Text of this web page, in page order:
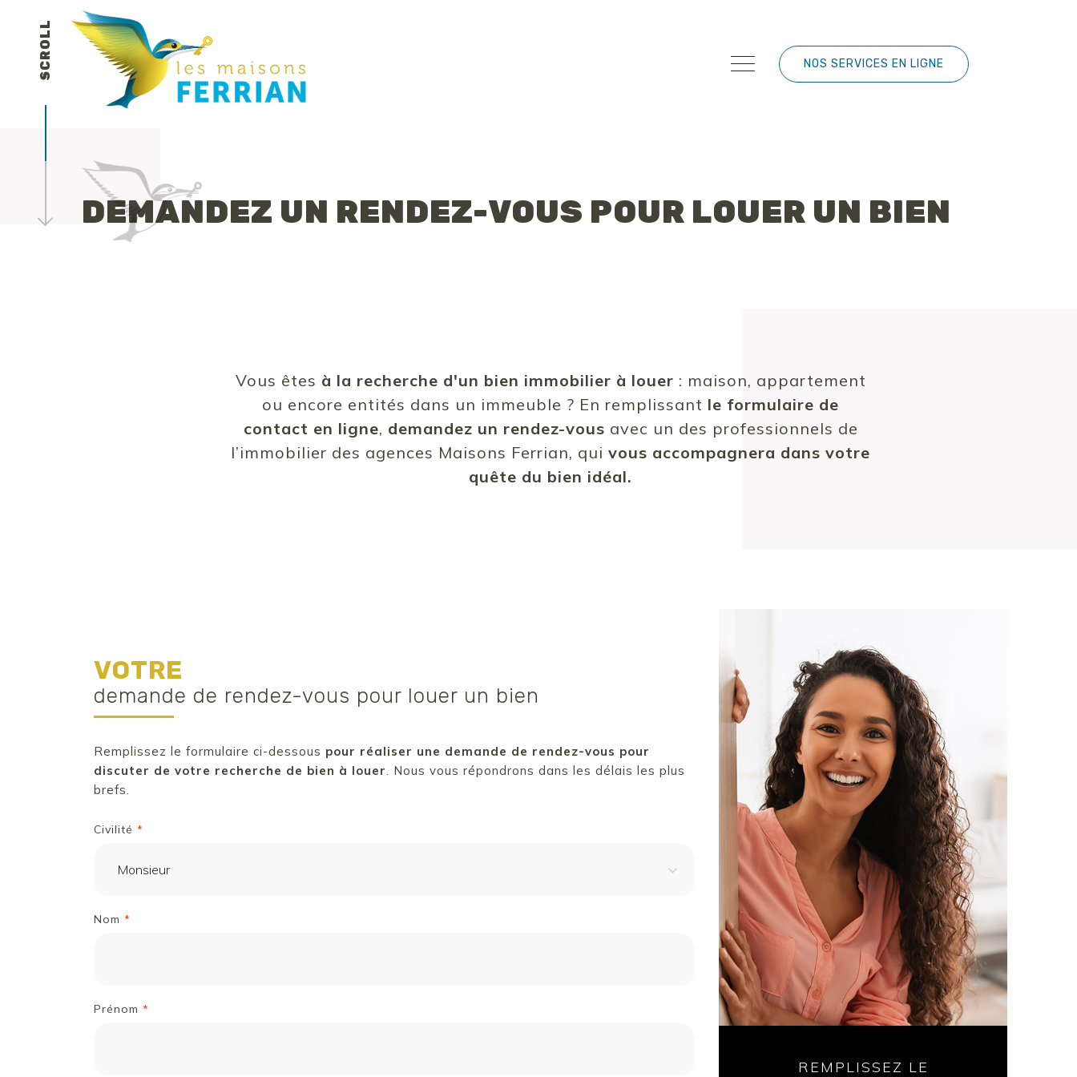
NOS SERVICES EN LIGNE
SCROLL
DEMANDEZ UN RENDEZ-VOUS POUR LOUER UN BIEN
Vous êtes à la recherche d'un bien immobilier à louer : maison, appartement
ou encore entités dans un immeuble ? En remplissant le formulaire de
contact en ligne, demandez un rendez-vous avec un des professionnels de
l’immobilier des agences Maisons Ferrian, qui vous accompagnera dans votre
quête du bien idéal.
VOTRE
demande de rendez-vous pour louer un bien
Remplissez le formulaire ci-dessous pour réaliser une demande de rendez-vous pour
discuter de votre recherche de bien à louer. Nous vous répondrons dans les délais les plus
brefs.
Civilité *
Nom *
Prénom *
REMPLISSEZ LE